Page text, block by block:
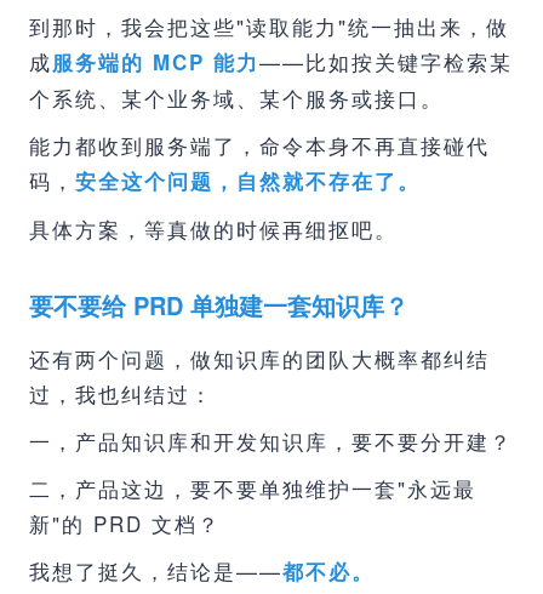
到那时，我会把这些"读取能力"统一抽出来，做
成服务端的 MCP 能力——比如按关键字检索某
个系统、某个业务域、某个服务或接口。
能力都收到服务端了，命令本身不再直接碰代
码， 安全这个问题，自然就不存在了。
具体方案，等真做的时候再细抠吧。
要不要给 PRD 单独建一套知识库？
还有两个问题，做知识库的团队大概率都纠结
过，我也纠结过：
一，产品知识库和开发知识库，要不要分开建？
二，产品这边，要不要单独维护一套"永远最
新"的 PRD 文档？
我想了挺久，结论是——都不必。